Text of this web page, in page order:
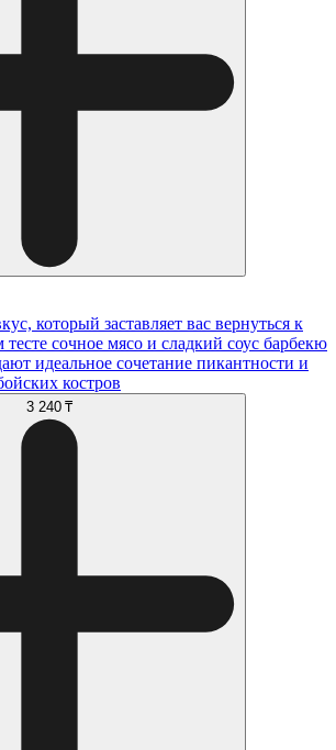
который заставляет вас вернуться к
сочное мясо и сладкий соус барбекю
идеальное сочетание пикантности и
костров
3 240 ₸